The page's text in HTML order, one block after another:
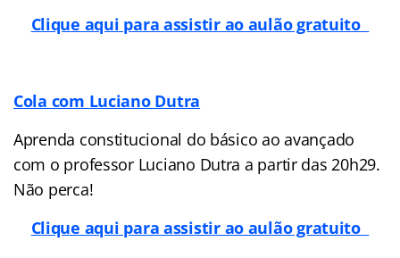
Clique aqui para assistir ao aulão gratuito
Cola com Luciano Dutra
Aprenda constitucional do básico ao avançado
com o professor Luciano Dutra a partir das 20h29.
Não perca!
Clique aqui para assistir ao aulão gratuito